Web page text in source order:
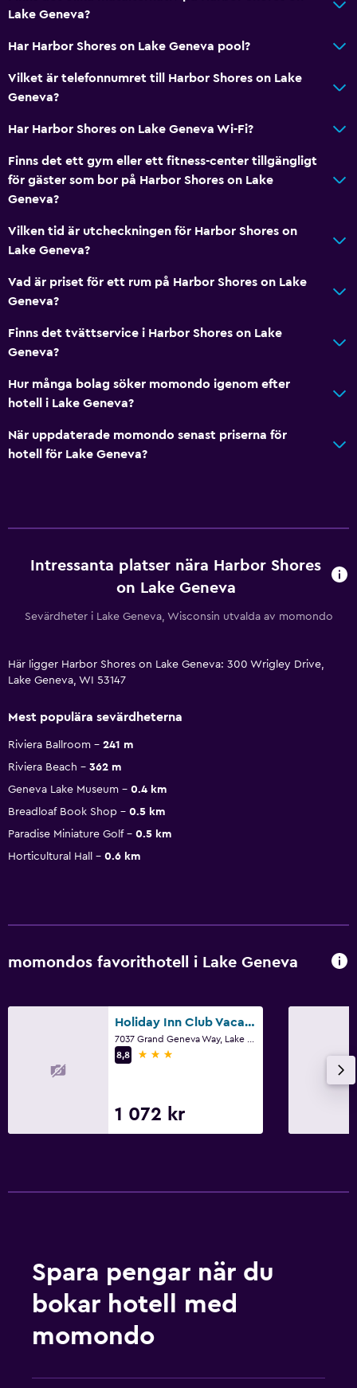
Lake Geneva?
Har Harbor Shores on Lake Geneva pool?
Vilket är telefonnumret till Harbor Shores on Lake
Geneva?
Har Harbor Shores on Lake Geneva Wi-Fi?
Finns det ett gym eller ett fitness-center tillgängligt
för gäster som bor på Harbor Shores on Lake
Geneva?
Vilken tid är utcheckningen för Harbor Shores on
Lake Geneva?
Vad är priset för ett rum på Harbor Shores on Lake
Geneva?
Finns det tvättservice i Harbor Shores on Lake
Geneva?
Hur många bolag söker momondo igenom efter
hotell i Lake Geneva?
När uppdaterade momondo senast priserna för
hotell för Lake Geneva?
Intressanta platser nära Harbor Shores
on Lake Geneva
Sevärdheter i Lake Geneva, Wisconsin utvalda av momondo
Här ligger Harbor Shores on Lake Geneva: 300 Wrigley Drive,
Lake Geneva, WI 53147
Mest populära sevärdheterna
Riviera Ballroom
241 m
Riviera Beach
362 m
Geneva Lake Museum
0.4 km
Breadloaf Book Shop
0.5 km
Paradise Miniature Golf
0.5 km
Horticultural Hall
0.6 km
momondos favorithotell i Lake Geneva
Holiday Inn Club Vacations At Lake Geneva Resort By IHG
8,8
3 stjärnor
1 072 kr
Spara pengar när du
bokar hotell med
momondo